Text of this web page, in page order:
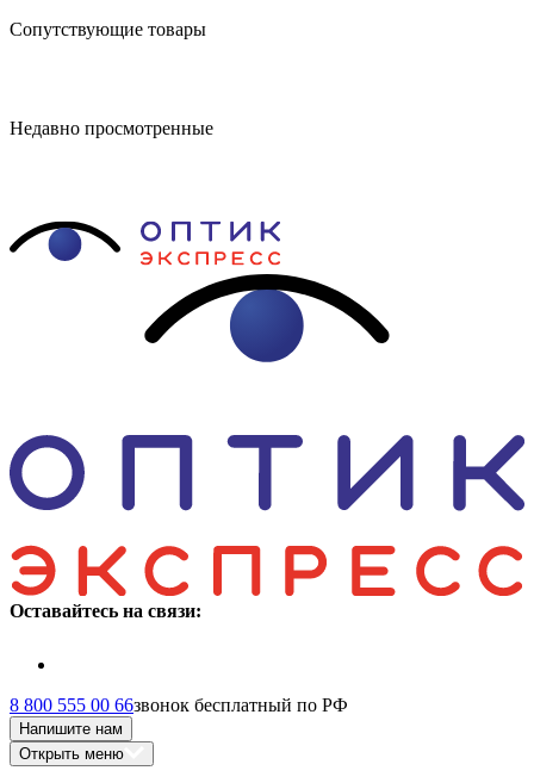
Сопутствующие товары
Недавно просмотренные
Оставайтесь на связи:
8 800 555 00 66звонок бесплатный по РФ
Напишите нам
Открыть меню